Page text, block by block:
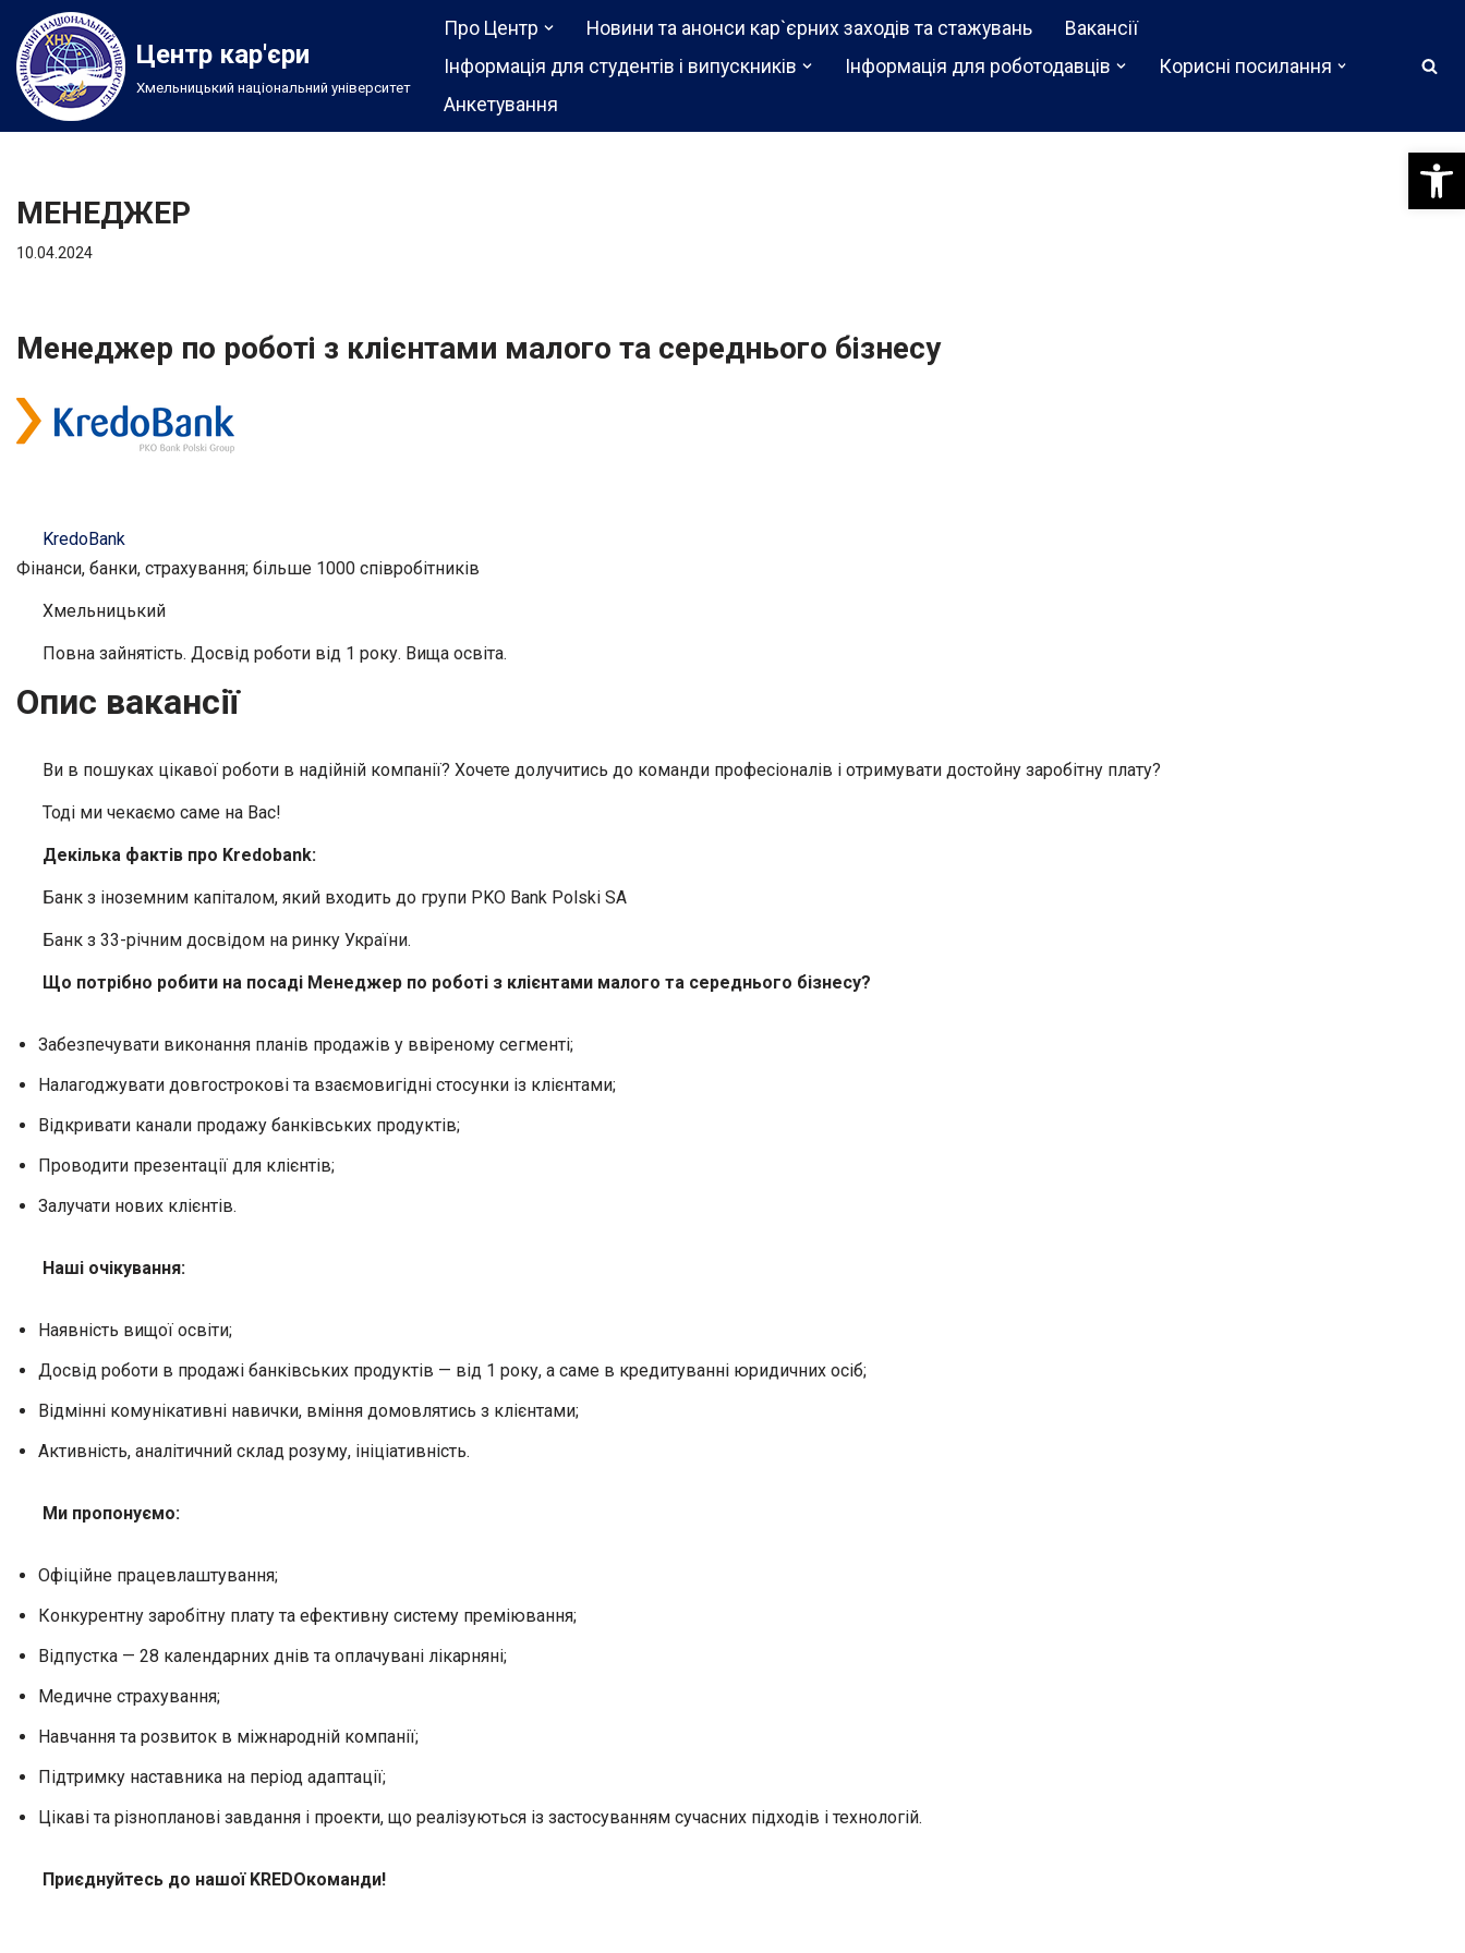
Перейти
до
вмісту
Центр кар'єри
Хмельницький національний університет
Про Центр Новини та анонси кар`єрних заходів та стажувань
Вакансії
Інформація для студентів і випускників
Інформація для роботодавців
Корисні посилання
Анкетування
МЕНЕДЖЕР
10.04.2024
Менеджер по роботі з клієнтами малого та середнього бізнесу
KredoBank
Фінанси, банки, страхування; більше 1000 співробітників
Хмельницький
Повна зайнятість. Досвід роботи від 1 року. Вища освіта.
Опис вакансії
Ви в пошуках цікавої роботи в надійній компанії? Хочете долучитись до команди професіоналів і отримувати достойну заробітну плату?
Тоді ми чекаємо саме на Вас!
Декілька фактів про Kredobank:
Банк з іноземним капіталом, який входить до групи PKO Bank Polski SA
Банк з 33-річним досвідом на ринку України.
Що потрібно робити на посаді Менеджер по роботі з клієнтами малого та середнього бізнесу?
Забезпечувати виконання планів продажів у ввіреному сегменті;
Налагоджувати довгострокові та взаємовигідні стосунки із клієнтами;
Відкривати канали продажу банківських продуктів;
Проводити презентації для клієнтів;
Залучати нових клієнтів.
Наші очікування:
Наявність вищої освіти;
Досвід роботи в продажі банківських продуктів — від 1 року, а саме в кредитуванні юридичних осіб;
Відмінні комунікативні навички, вміння домовлятись з клієнтами;
Активність, аналітичний склад розуму, ініціативність.
Ми пропонуємо:
Офіційне працевлаштування;
Конкурентну заробітну плату та ефективну систему преміювання;
Відпустка — 28 календарних днів та оплачувані лікарняні;
Медичне страхування;
Навчання та розвиток в міжнародній компанії;
Підтримку наставника на період адаптації;
Цікаві та різнопланові завдання і проекти, що реалізуються із застосуванням сучасних підходів і технологій.
Приєднуйтесь до нашої KREDOкоманди!